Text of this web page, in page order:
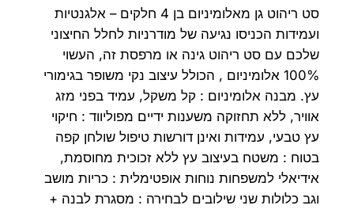
מ
ח
י
ר
ה
מ
ק
מ
ח
י
ר
ה
נ
ו
סט ריהוט גן מאלומיניום בן 4 חלקים – אלגנטיות
ועמידות הכניסו נגיעה של מודרניות לחלל החיצוני
שלכם עם סט ריהוט גינה או מרפסת זה, העשוי
100% אלומיניום , הכולל עיצוב נקי משופר בגימורי
עץ. מבנה אלומיניום : קל משקל, עמיד בפני מזג
אוויר, ללא תחזוקה משענות ידיים מפוליווד : חיקוי
עץ טבעי, עמידות ואינן דורשות טיפול שולחן קפה
בטוח : משטח בעיצוב עץ ללא זכוכית מחוסמת,
אידיאלי למשפחות נוחות אופטימלית : כריות מושב
וגב כלולות שני שילובים לבחירה : מסגרת לבנה +